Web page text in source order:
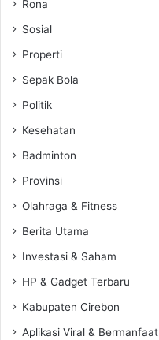
Rona
Sosial
Properti
Sepak Bola
Politik
Kesehatan
Badminton
Provinsi
Olahraga & Fitness
Berita Utama
Investasi & Saham
HP & Gadget Terbaru
Kabupaten Cirebon
Aplikasi Viral & Bermanfaat